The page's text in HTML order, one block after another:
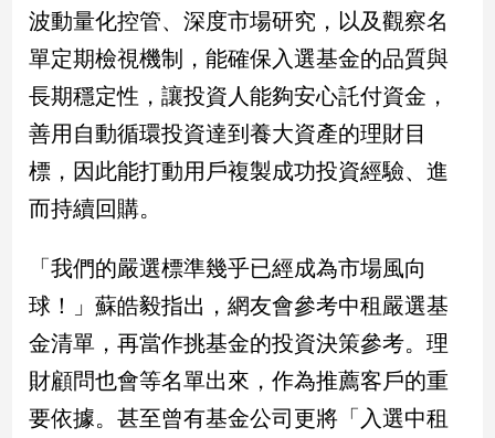
計
旅
遊/
美
星
座/
命
理
消
健
康/
親
子/
感
情
波動量化控管、深度市場研究，以及觀察名
單定期檢視機制，能確保入選基金的品質與
長期穩定性，讓投資人能夠安心託付資金，
善用自動循環投資達到養大資產的理財目
標，因此能打動用戶複製成功投資經驗、進
而持續回購。
「我們的嚴選標準幾乎已經成為市場風向
球！」蘇皓毅指出，網友會參考中租嚴選基
金清單，再當作挑基金的投資決策參考。理
財顧問也會等名單出來，作為推薦客戶的重
要依據。甚至曾有基金公司更將「入選中租